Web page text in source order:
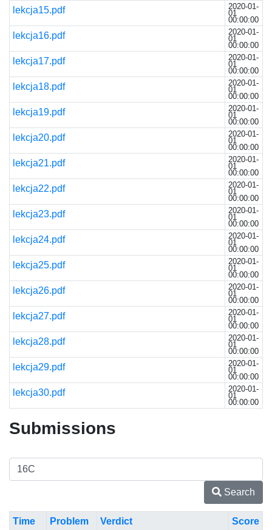
lekcja15.pdf 2020-01-
01
00:00:00
lekcja16.pdf 2020-01-
01
00:00:00
lekcja17.pdf 2020-01-
01
00:00:00
lekcja18.pdf 2020-01-
01
00:00:00
lekcja19.pdf 2020-01-
01
00:00:00
lekcja20.pdf 2020-01-
01
00:00:00
lekcja21.pdf 2020-01-
01
00:00:00
lekcja22.pdf 2020-01-
01
00:00:00
lekcja23.pdf 2020-01-
01
00:00:00
lekcja24.pdf 2020-01-
01
00:00:00
lekcja25.pdf 2020-01-
01
00:00:00
lekcja26.pdf 2020-01-
01
00:00:00
lekcja27.pdf 2020-01-
01
00:00:00
lekcja28.pdf 2020-01-
01
00:00:00
lekcja29.pdf 2020-01-
01
00:00:00
lekcja30.pdf 2020-01-
01
00:00:00
Submissions
Search
Time Problem Verdict Score